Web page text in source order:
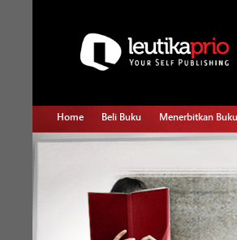
Home Beli Buku Menerbitkan Buku